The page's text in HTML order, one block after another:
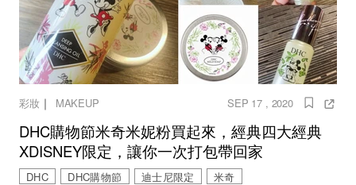
彩妝｜ MAKEUP SEP 17 , 2020
DHC購物節米奇米妮粉買起來，經典四大經典
XDISNEY限定，讓你一次打包帶回家
DHC DHC購物節 迪士尼限定 米奇